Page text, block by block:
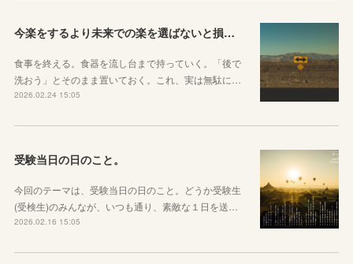
今楽をするより未来での楽を選ばないと損をしてしまうかもしれない理由
食事を終える。食器を流し台まで持っていく。「後で
洗おう」とそのまま置いておく。これ、実は無駄に…
2026.02.24 15:05
受験当日の日のこと。
今回のテーマは、受験当日の日のこと。どうか受験生
(受検生)のみんなが、いつも通り、素敵な１日を送…
2026.02.16 15:05